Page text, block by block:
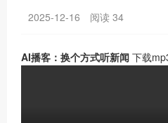
2025-12-16 阅读 34
AI播客：换个方式听新闻 下载